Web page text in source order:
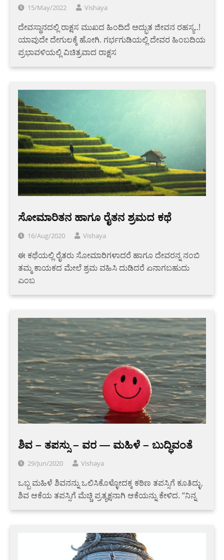
15/May/2022 Vishaya
ದೇವಸ್ಥಾನದಲ್ಲಿ ರಾಕ್ಷಸ ಮುಖದ ಹಿಂದಿದೆ ಅದ್ಭುತ ಜೀವನ ರಹಸ್ಯ..!
ಯಾವುದೇ ದೇಗುಲಕ್ಕೆ ಹೋಗಿ. ಗರ್ಭಗುಡಿಯಲ್ಲಿ ದೇವರ ಹಿಂಬದಿಯ
ಪ್ರಭಾವಳಿಯಲ್ಲಿ ವಿಚಿತ್ರವಾದ ರಾಕ್ಷಸ
ಸೋಮಾರಿತನ ಹಾಗೂ ರೈತನ ಶ್ರಮದ ಕಥೆ
16/Aug/2020 Vishaya
ಈ ಕಥೆಯಲ್ಲಿ ರೈತರು ಸೋಮಾರಿಗಳಾದರೆ ಹಾಗೂ ದೇವರನ್ನ ನಂಬಿ
ತಮ್ಮ ಕಾಯಕದ ಮೇಲೆ ಶ್ರಮ ವಹಿಸಿ ದುಡಿದರೆ ಏನಾಗಬಹುದು
ಎಂಬ
ಶಿವ – ತಪಸ್ಸು – ವರ — ಮಹಿಳೆ – ಬುದ್ಧಿವಂತೆ
29/Jun/2020 Vishaya
ಒಬ್ಬ ಮಹಿಳೆ ಶಿವನನ್ನು ಒಲಿಸಿಕೊಳ್ಳೋದಕ್ಕ ಕಠಿಣ ತಪಸ್ಸಿಗೆ ಕೂತಿದ್ಳು.
ಶಿವ ಆಕೆಯ ತಪಸ್ಸಿಗೆ ಮೆಚ್ಚಿ ಪ್ರತ್ಯಕ್ಷನಾಗಿ ಆಕೆಯನ್ನು ಕೇಳಿದ. “ನಿನ್ನ